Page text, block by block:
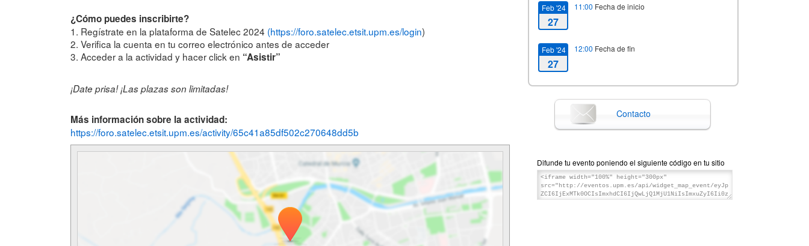
¿Cómo puedes inscribirte?
1. Regístrate en la plataforma de Satelec 2024 (https://foro.satelec.etsit.upm.es/login)
2. Verifica la cuenta en tu correo electrónico antes de acceder
3. Acceder a la actividad y hacer click en “Asistir”
¡Date prisa! ¡Las plazas son limitadas!
Más información sobre la actividad:
https://foro.satelec.etsit.upm.es/activity/65c41a85df502c270648dd5b
Feb '24
27
11:00 Fecha de inicio
Feb '24
27
12:00 Fecha de fin
Contacto
Difunde tu evento poniendo el siguiente código en tu sitio